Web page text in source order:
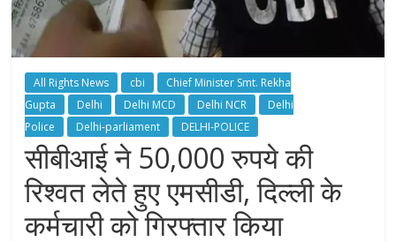
All Rights News cbi
Chief Minister Smt. Rekha
Gupta
Delhi Delhi MCD Delhi NCR
Delhi
Police
Delhi-parliament DELHI-POLICE
सीबीआई ने 50,000 रुपये की
रिश्वत लेते हुए एमसीडी, दिल्ली के
कर्मचारी को गिरफ्तार किया